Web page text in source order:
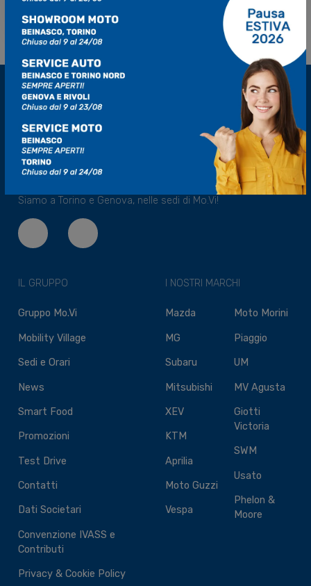
ScopriCarOutlet by Mo.Vi Mobility Village, la
concessionaria specializzata in auto usate, aziendali e a
km0 delle migliori marche. Approfitta delle offerte esclusive
e trova subito l’auto perfetta per le tue esigenze. CarOutlet:
Siamo a Torino e Genova, nelle sedi di Mo.Vi!
IL GRUPPO
Gruppo Mo.Vi
Mobility Village
Sedi e Orari
News
Smart Food
Promozioni
Test Drive
Contatti
Dati Societari
Convenzione IVASS e
Contributi
Privacy & Cookie Policy
I NOSTRI MARCHI
Mazda
MG
Subaru
Mitsubishi
XEV
KTM
Aprilia
Moto Guzzi
Vespa
Moto Morini
Piaggio
UM
MV Agusta
Giotti
Victoria
SWM
Usato
Phelon &
Moore